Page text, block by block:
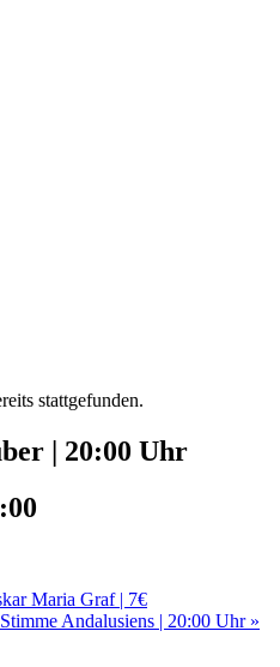
stattgefunden.
| 20:00 Uhr
Maria Graf | 7€
Andalusiens | 20:00 Uhr »